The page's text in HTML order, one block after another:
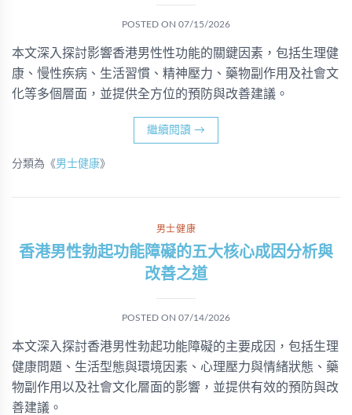
POSTED ON 07/15/2026
本文深入探討影響香港男性性功能的關鍵因素，包括生理健
康、慢性疾病、生活習慣、精神壓力、藥物副作用及社會文
化等多個層面，並提供全方位的預防與改善建議。
繼續閱讀 →
分類為《男士健康》
男士健康
香港男性勃起功能障礙的五大核心成因分析與
改善之道
POSTED ON 07/14/2026
本文深入探討香港男性勃起功能障礙的主要成因，包括生理
健康問題、生活型態與環境因素、心理壓力與情緒狀態、藥
物副作用以及社會文化層面的影響，並提供有效的預防與改
善建議。